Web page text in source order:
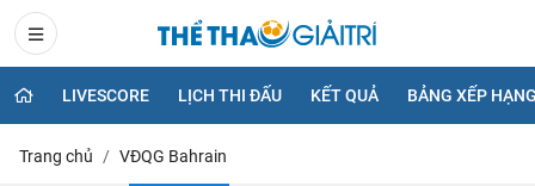
LIVESCORE LỊCH THI ĐẤU KẾT QUẢ BẢNG XẾP
Trang chủ VĐQG Bahrain